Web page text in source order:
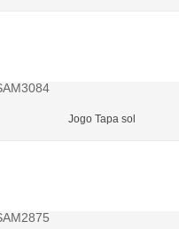
Jogo Tapa sol